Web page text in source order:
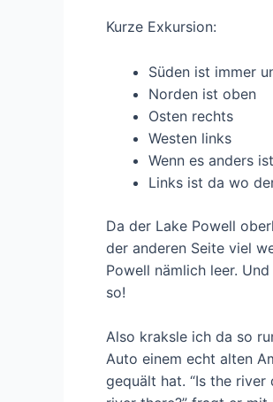
Kurze Exkursion:
Süden ist immer
Norden ist oben
Osten rechts
Westen links
Wenn es anders
Links ist da wo
Da der Lake Powell
der anderen Seite viel
Powell nämlich leer.
so!
Also kraksle ich da so
Auto einem echt alten
gequält hat. “Is the river